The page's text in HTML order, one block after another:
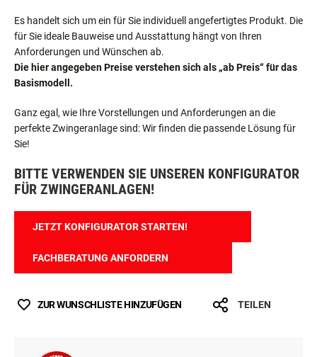
Es handelt sich um ein für Sie individuell angefertigtes Produkt. Die
für Sie ideale Bauweise und Ausstattung hängt von Ihren
Anforderungen und Wünschen ab.
Die hier angegeben Preise verstehen sich als „ab Preis“ für das
Basismodell.
Ganz egal, wie Ihre Vorstellungen und Anforderungen an die
perfekte Zwingeranlage sind: Wir finden die passende Lösung für
Sie!
BITTE VERWENDEN SIE UNSEREN KONFIGURATOR
FÜR ZWINGERANLAGEN!
JETZT KONFIGURATOR STARTEN!
FACHBERATUNG ANFORDERN
ZUR WUNSCHLISTE HINZUFÜGEN TEILEN